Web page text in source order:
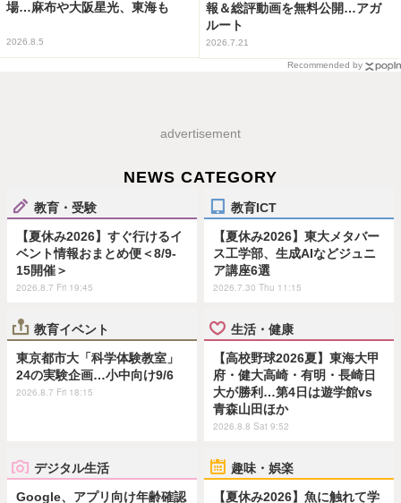
場…麻布や大阪星光、東海も
2026.8.5
報＆総評動画を無料公開…アガ
ルート
2026.7.21
Recommended by
advertisement
NEWS CATEGORY
教育・受験
【夏休み2026】すぐ行けるイ
ベント情報おまとめ便＜8/9-
15開催＞
2026.8.7 Fri 19:45
教育ICT
【夏休み2026】東大メタバー
ス工学部、生成AIなどジュニ
ア講座6選
2026.7.30 Thu 11:15
教育イベント
東京都市大「科学体験教室」
24の実験企画…小中向け9/6
2026.8.7 Fri 18:15
生活・健康
【高校野球2026夏】東海大甲
府・健大高崎・有明・長崎日
大が勝利…第4日は遊学館vs
青森山田ほか
2026.8.8 Sat 9:52
デジタル生活
Google、アプリ向け年齢確認
趣味・娯楽
【夏休み2026】魚に触れて学